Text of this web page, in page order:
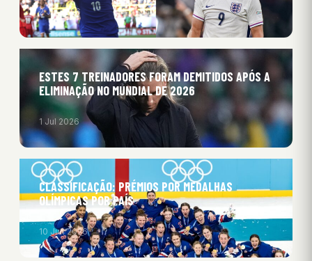
2 Jul 2026
ESTES 7 TREINADORES FORAM DEMITIDOS APÓS A
ELIMINAÇÃO NO MUNDIAL DE 2026
1 Jul 2026
CLASSIFICAÇÃO: PRÉMIOS POR MEDALHAS
OLÍMPICAS POR PAÍS
10 Jun 2026